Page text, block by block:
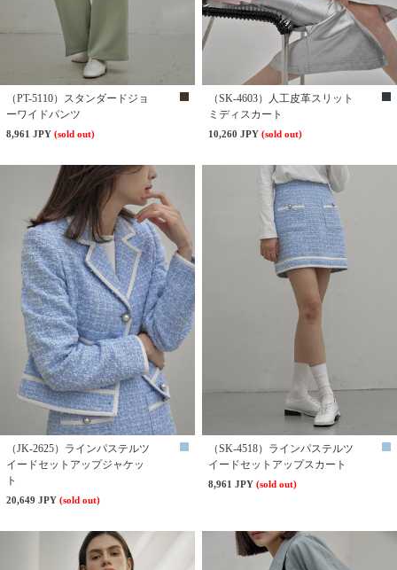
（PT-5110）スタンダードジョ
ーワイドパンツ
8,961 JPY (sold out)
（SK-4603）人工皮革スリット
ミディスカート
10,260 JPY(sold out)
（JK-2625）ラインパステルツ
イードセットアップジャケッ
ト
20,649 JPY (sold out)
（SK-4518）ラインパステルツ
イードセットアップスカート
8,961 JPY(sold out)